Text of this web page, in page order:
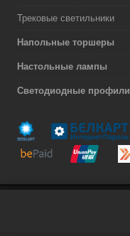
Трековые светильники
Напольные торшеры
Настольные лампы
Светодиодные профили